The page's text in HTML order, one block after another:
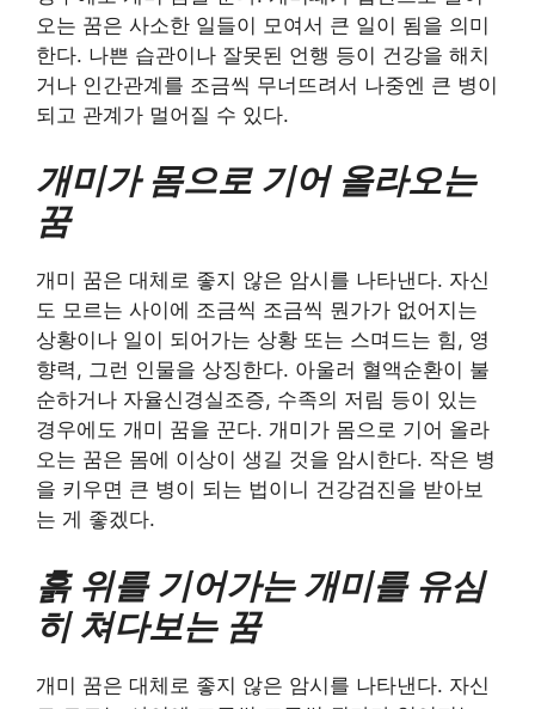
오는 꿈은 사소한 일들이 모여서 큰 일이 됨을 의미
한다. 나쁜 습관이나 잘못된 언행 등이 건강을 해치
거나 인간관계를 조금씩 무너뜨려서 나중엔 큰 병이
되고 관계가 멀어질 수 있다.
개미가 몸으로 기어 올라오는
꿈
개미 꿈은 대체로 좋지 않은 암시를 나타낸다. 자신
도 모르는 사이에 조금씩 조금씩 뭔가가 없어지는
상황이나 일이 되어가는 상황 또는 스며드는 힘, 영
향력, 그런 인물을 상징한다. 아울러 혈액순환이 불
순하거나 자율신경실조증, 수족의 저림 등이 있는
경우에도 개미 꿈을 꾼다. 개미가 몸으로 기어 올라
오는 꿈은 몸에 이상이 생길 것을 암시한다. 작은 병
을 키우면 큰 병이 되는 법이니 건강검진을 받아보
는 게 좋겠다.
흙 위를 기어가는 개미를 유심
히 쳐다보는 꿈
개미 꿈은 대체로 좋지 않은 암시를 나타낸다. 자신